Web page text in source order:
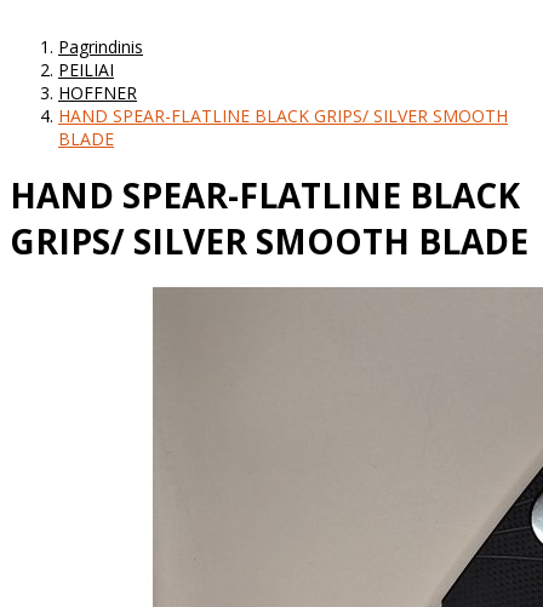
Pagrindinis
PEILIAI
HOFFNER
HAND SPEAR-FLATLINE BLACK GRIPS/ SILVER SMOOTH
BLADE
HAND SPEAR-FLATLINE BLACK
GRIPS/ SILVER SMOOTH BLADE